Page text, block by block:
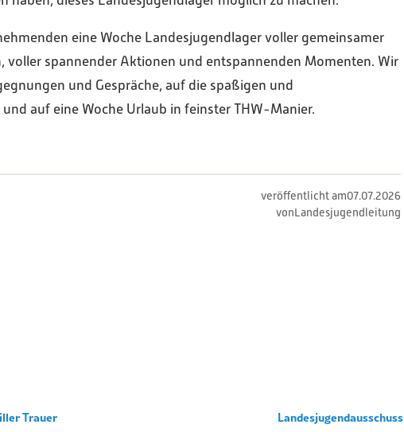
eine Woche Landesjugendlager voller gemeinsamer
voller spannender Aktionen und entspannenden Momenten. Wir
und Gespräche, auf die spaßigen und
auf eine Woche Urlaub in feinster THW-Manier.
veröffentlicht am07.07.2026
vonLandesjugendleitung
Trauer Landesjugendausschuss